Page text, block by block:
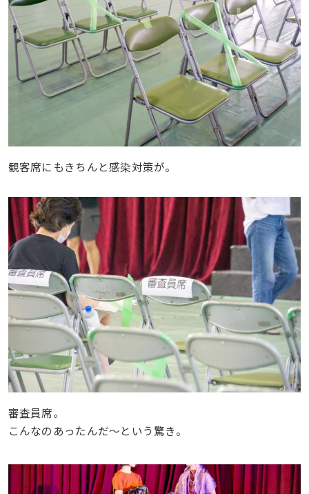
観客席にもきちんと感染対策が。
審査員席。
こんなのあったんだ〜という驚き。